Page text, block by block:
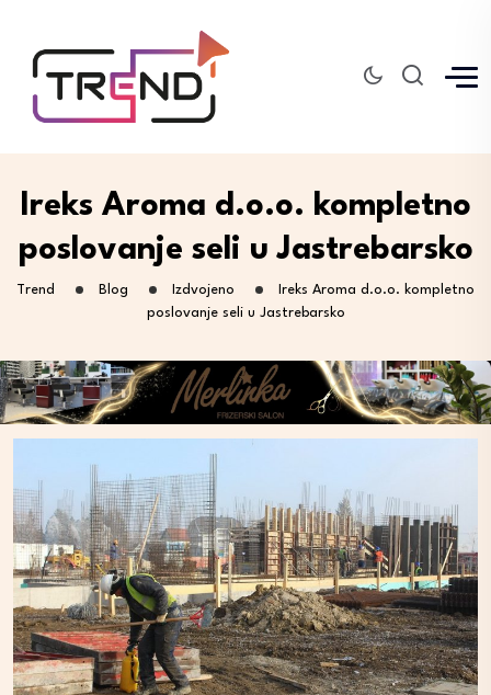
Ireks Aroma d.o.o. kompletno
poslovanje seli u Jastrebarsko
Trend Blog Izdvojeno
Ireks Aroma d.o.o. kompletno
poslovanje seli u Jastrebarsko